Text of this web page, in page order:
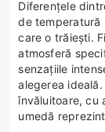
Diferențele
de temperatură
care o trăiești.
atmosferă
senzațiile
alegerea
învăluitoare, cu
umedă